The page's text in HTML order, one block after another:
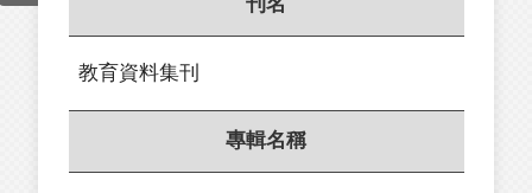
教育資料集刊
專輯名稱